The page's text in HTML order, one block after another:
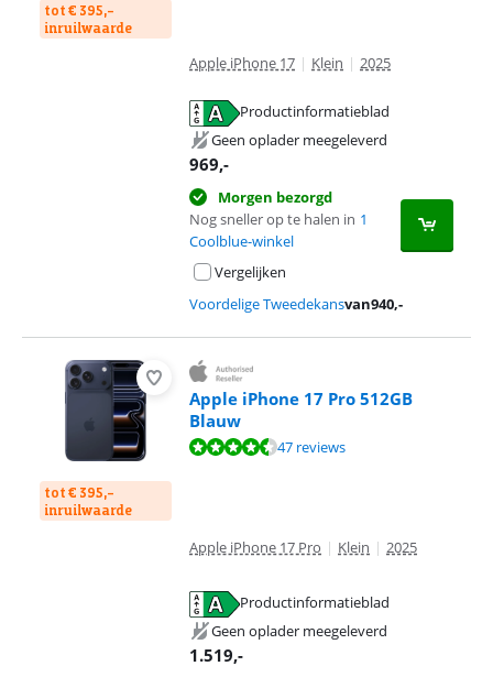
tot € 395,-
inruilwaarde
Apple iPhone 17 | Klein | 2025
Productinformatieblad
Geen oplader meegeleverd
969,-
Morgen bezorgd
Nog sneller op te halen in 1
Coolblue-winkel
Vergelijken
Voordelige Tweedekansvan940,-
tot € 395,-
inruilwaarde
Apple iPhone 17 Pro 512GB
Blauw
Beoordeling is 9,1 van de 10, gebaseerd op 47 reviews.
47 reviews
Apple iPhone 17 Pro | Klein | 2025
Productinformatieblad
Geen oplader meegeleverd
1.519,-